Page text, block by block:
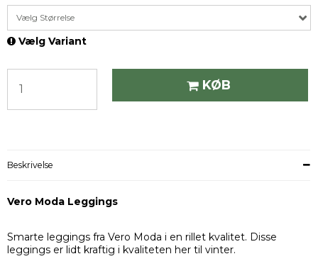
Vælg Størrelse
Vælg Variant
KØB
Beskrivelse
Vero Moda Leggings
Smarte leggings fra Vero Moda i en rillet kvalitet. Disse
leggings er lidt kraftig i kvaliteten her til vinter.